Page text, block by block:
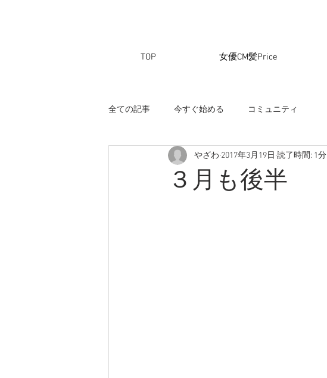
TOP 女優CM髪Price
全ての記事 今すぐ始める コミュニティ
３月も後半
やざわ 2017年3月19日 読了時間: 1分